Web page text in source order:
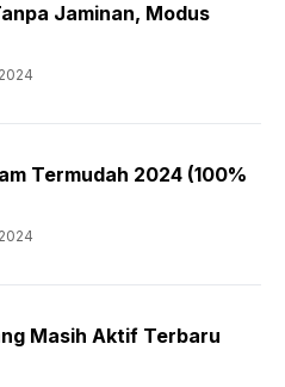
Jaminan, Modus
Termudah 2024 (100%
Masih Aktif Terbaru